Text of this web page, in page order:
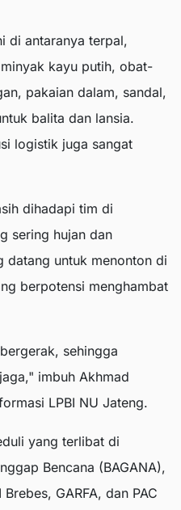
di antaranya terpal,
kayu putih, obat-
pakaian dalam, sandal,
balita dan lansia.
logistik juga sangat
dihadapi tim di
sering hujan dan
datang untuk menonton di
berpotensi menghambat
sehingga
imbuh Akhmad
LPBI NU Jateng.
yang terlibat di
Bencana (BAGANA),
GARFA, dan PAC